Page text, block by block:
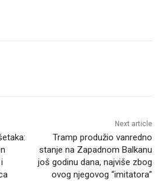
Next article
Tramp produžio vanredno
stanje na Zapadnom Balkanu
još godinu dana, najviše zbog
ovog njegovog “imitatora”